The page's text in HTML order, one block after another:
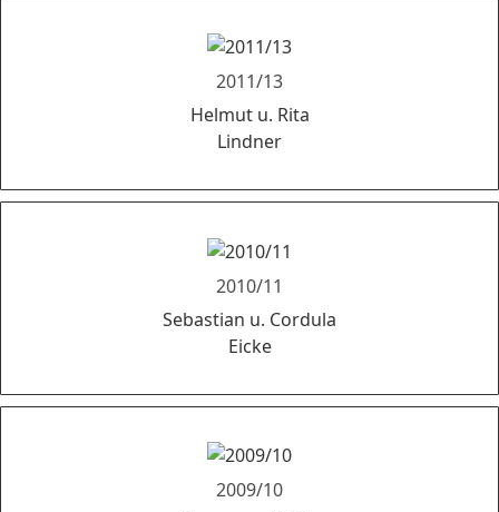
2011/13
Helmut u. Rita
Lindner
2010/11
Sebastian u. Cordula
Eicke
2009/10